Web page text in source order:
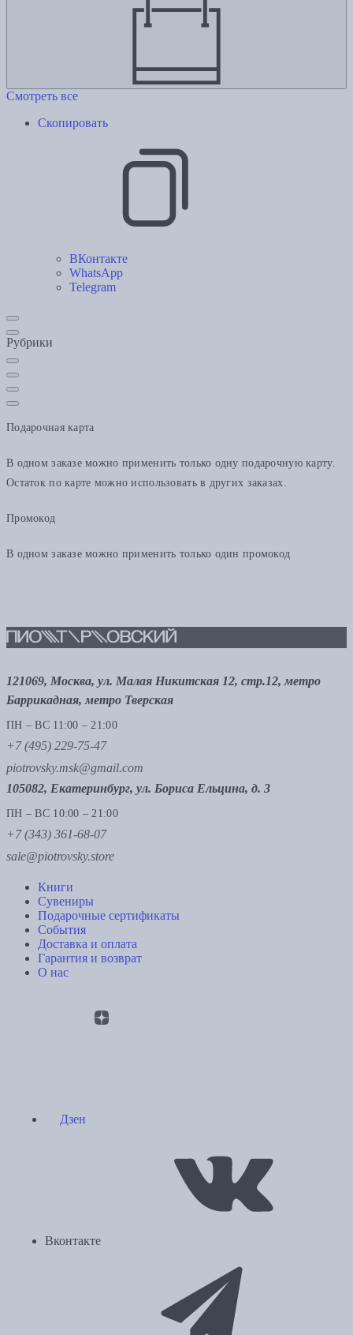
Смотреть все
Скопировать
ВКонтакте
WhatsApp
Telegram
Рубрики
Подарочная карта
В одном заказе можно применить только одну подарочную карту.
Остаток по карте можно использовать в других заказах.
Промокод
В одном заказе можно применить только один промокод
121069, Москва, ул. Малая Никитская 12, стр.12, метро
Баррикадная, метро Тверская
ПН – ВС 11:00 – 21:00
+7 (495) 229-75-47
piotrovsky.msk@gmail.com
105082, Екатеринбург, ул. Бориса Ельцина, д. 3
ПН – ВС 10:00 – 21:00
+7 (343) 361-68-07
sale@piotrovsky.store
Книги
Сувениры
Подарочные сертификаты
События
Доставка и оплата
Гарантия и возврат
О нас
Дзен
Вконтакте